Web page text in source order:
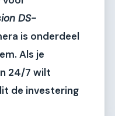
DS-
is onderdeel
Als je
24/7 wilt
de investering